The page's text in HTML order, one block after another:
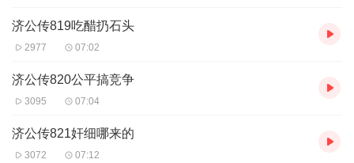
济公传819吃醋扔石头
2977 07:02
济公传820公平搞竞争
3095 07:04
济公传821奸细哪来的
3072 07:12